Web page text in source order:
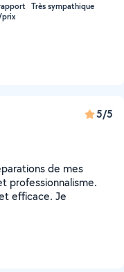
Très sympathique
5/5
de mes
professionnalisme.
efficace. Je